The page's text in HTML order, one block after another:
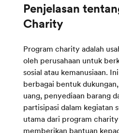
Penjelasan
Charity
Program charity adalah
oleh perusahaan untuk
sosial atau kemanusiaan.
berbagai bentuk
uang, penyediaan barang
partisipasi dalam kegiatan
utama dari program
memberikan bantuan